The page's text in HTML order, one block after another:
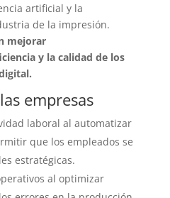
artificial y la
de la impresión.
mejorar
y la calidad de los
empresas
laboral al automatizar
que los empleados se
estratégicas.
al optimizar